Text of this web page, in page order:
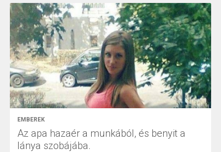
EMBEREK
Az apa hazaér a munkából, és benyit a
lánya szobájába.